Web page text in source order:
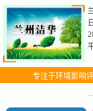
专注于环境影响